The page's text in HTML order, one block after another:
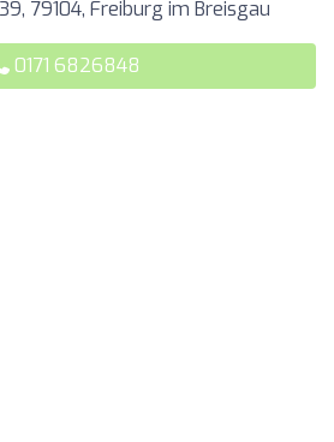
79104, Freiburg im Breisgau
0171 6826848